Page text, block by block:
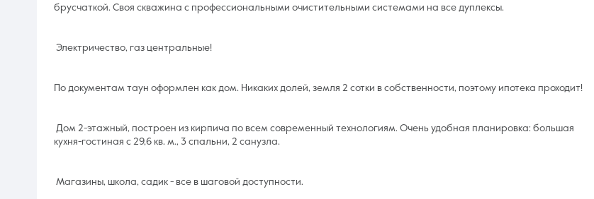
брусчаткой. Своя скважина с профессиональными очистительными системами на все дуплексы.
Электричество, газ центральные!
По документам таун оформлен как дом. Никаких долей, земля 2 сотки в собственности, поэтому ипотека проходит!
Дом 2-этажный, построен из кирпича по всем современный технологиям. Очень удобная планировка: большая
кухня-гостиная с 29,6 кв. м., 3 спальни, 2 санузла.
Магазины, школа, садик - все в шаговой доступности.